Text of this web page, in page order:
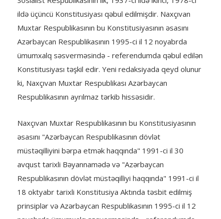
ildə üçüncü Konstitusiyası qəbul edilmişdir. Naxçıvan
Muxtar Respublikasının bu Konstitusiyasının əsasını
Azərbaycan Respublikasının 1995-ci il 12 noyabrda
ümumxalq səsverməsində - referendumda qəbul edilən
Konstitusiyası təşkil edir. Yeni redaksiyada qeyd olunur
ki, Naxçıvan Muxtar Respublikası Azərbaycan
Respublikasının ayrılmaz tərkib hissəsidir.
Naxçıvan Muxtar Respublikasının bu Konstitusiyasının
əsasını "Azərbaycan Respublikasının dövlət
müstəqilliyini bərpa etmək haqqında" 1991-ci il 30
avqust tarixli Bəyannamədə və "Azərbaycan
Respublikasının dövlət müstəqilliyi haqqında" 1991-ci il
18 oktyabr tarixli Konstitusiya Aktında təsbit edilmiş
prinsiplər və Azərbaycan Respublikasının 1995-ci il 12